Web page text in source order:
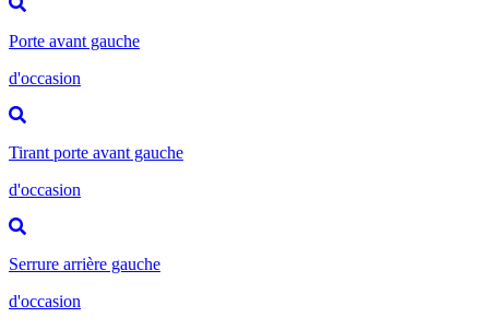
Porte avant gauche
d'occasion
Tirant porte avant gauche
d'occasion
Serrure arrière gauche
d'occasion